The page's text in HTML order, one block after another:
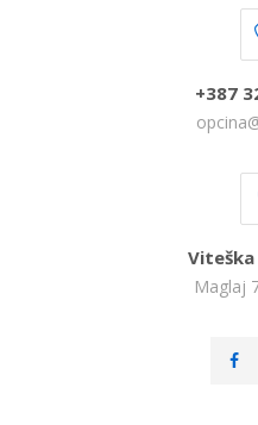
+387
Maglaj